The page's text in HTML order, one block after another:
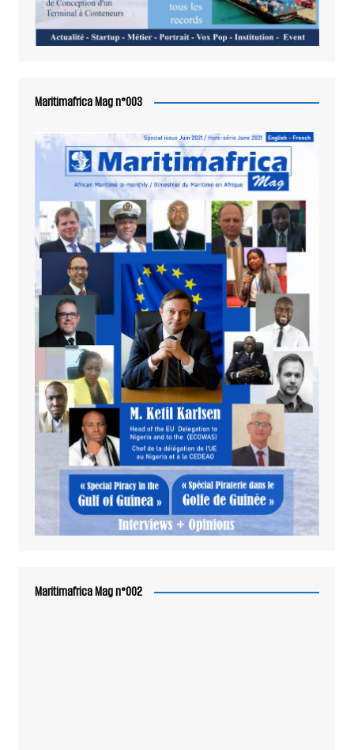
Maritimafrica Mag n°003
Maritimafrica Mag n°002